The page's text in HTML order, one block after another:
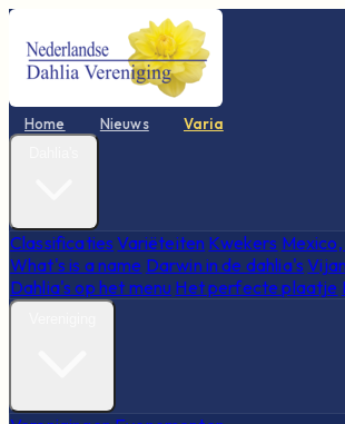
Home Nieuws Varia
Classificaties Variëteiten Kwekers
What's is a name Darwin in de dahlia's
Dahlia's op het menu Het perfecte plaatje